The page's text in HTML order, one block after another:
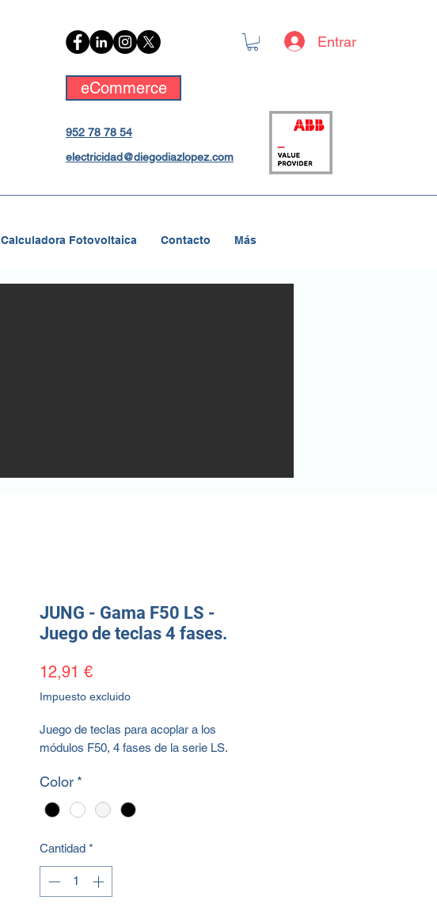
Entrar
952 78 78 54
electricidad@diegodiazlopez.com
eCommerce
Calculadora Fotovoltaica Contacto Más
JUNG - Gama F50 LS -
Juego de teclas 4 fases.
12,91 €Precio
Impuesto excluido
Juego de teclas para acoplar a los
módulos F50, 4 fases de la serie LS.
Color *
Cantidad *